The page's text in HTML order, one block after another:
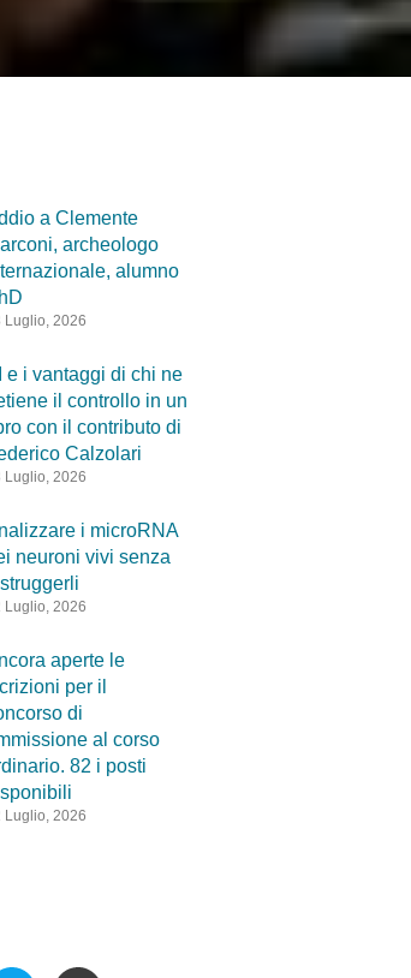
a Clemente
archeologo
alumno
Luglio, 2026
e i vantaggi di chi ne
il controllo in un
con il contributo di
Calzolari
Luglio, 2026
i microRNA
neuroni vivi senza
Luglio, 2026
aperte le
per il
di
al corso
82 i posti
Luglio, 2026